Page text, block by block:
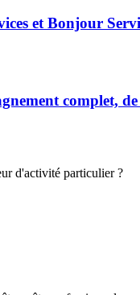
et Bonjour
complet, de
d'activité particulier ?